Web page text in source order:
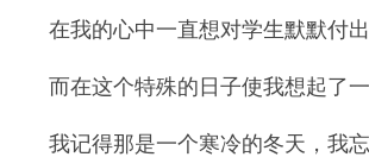
在我的心中一直想对学生默默付
而在这个特殊的日子使我想起了一
我记得那是一个寒冷的冬天，我